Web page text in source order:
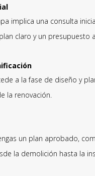
implica una consulta
claro y un presupuesto
a la fase de diseño y
la renovación.
un plan aprobado,
la demolición hasta la